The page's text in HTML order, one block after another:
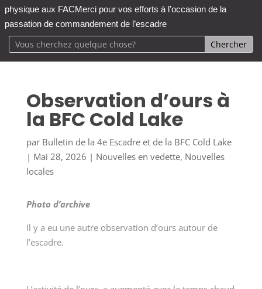
physique aux FACMerci pour vos efforts à l’occasion de la
passation de commandement de l’escadre
Observation d’ours à
la BFC Cold Lake
par Bulletin de la 4e Escadre et de la BFC Cold Lake
| Mai 28, 2026 | Nouvelles en vedette, Nouvelles
locales
Photo d’archive
Il y a eu une autre observation d’ours autour de
l’escadre.